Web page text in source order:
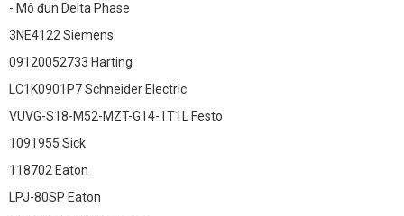
- Mô đun Delta Phase
3NE4122 Siemens
09120052733 Harting
LC1K0901P7 Schneider Electric
VUVG-S18-M52-MZT-G14-1T1L Festo
1091955 Sick
118702 Eaton
LPJ-80SP Eaton